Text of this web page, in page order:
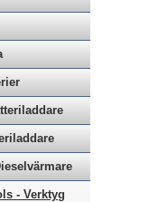
- Verktyg